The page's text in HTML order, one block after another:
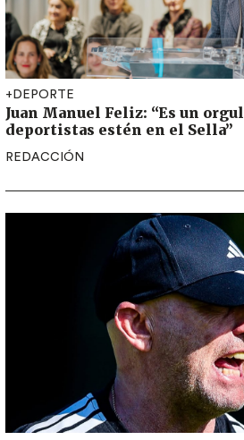
+DEPORTE
Juan Manuel Feliz: “Es un
deportistas estén en el Sella”
REDACCIÓN